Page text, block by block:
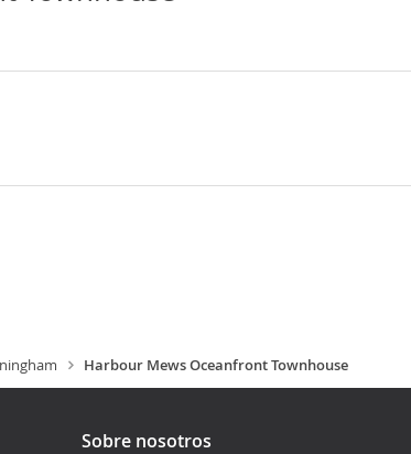
Harbour Mews Oceanfront Townhouse
Sobre nosotros